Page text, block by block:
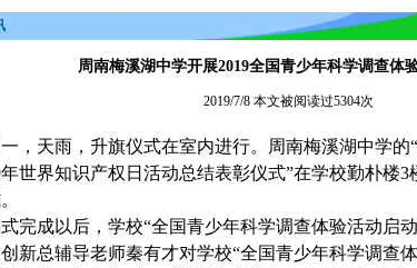
周南梅溪湖中学开展2019全国青少年科学调查体
2019/7/8 本文被阅读过5304次
，天雨，升旗仪式在室内进行。周南梅溪湖中学的
世界知识产权日活动总结表彰仪式”在学校勤朴楼
完成以后，学校“全国青少年科学调查体验活动启
新总辅导老师秦有才对学校“全国青少年科学调查